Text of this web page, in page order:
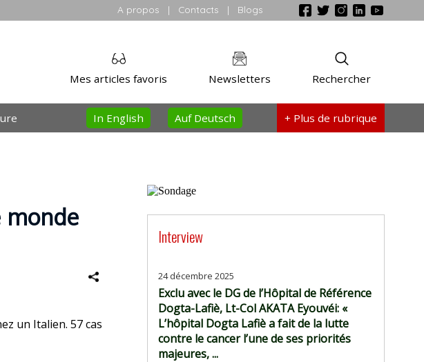
A propos | Contacts | Blogs
Rechercher
Newsletters
Mes articles favoris
+ Plus de rubrique
Auf Deutsch
In English
monde
un Italien. 57 cas
Interview
24 décembre 2025
Exclu avec le DG de l’Hôpital de Référence
Dogta-Lafiè, Lt-Col AKATA Eyouvéi: «
L’hôpital Dogta Lafiè a fait de la lutte
contre le cancer l’une de ses priorités
majeures, ...